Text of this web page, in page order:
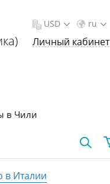
ru
USD
Личный кабинет
в Чили
в Италии